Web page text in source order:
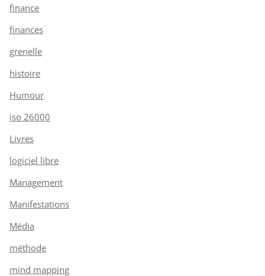
finance
finances
grenelle
histoire
Humour
iso 26000
Livres
logiciel libre
Management
Manifestations
Média
méthode
mind mapping